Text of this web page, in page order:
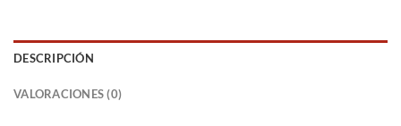
DESCRIPCIÓN
VALORACIONES (0)